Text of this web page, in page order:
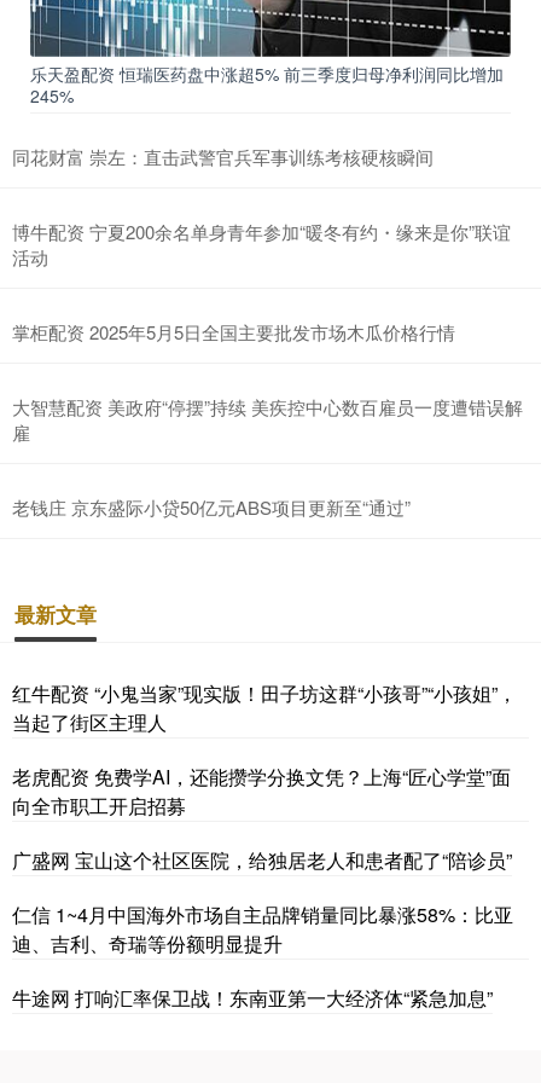
乐天盈配资 恒瑞医药盘中涨超5% 前三季度归母净利润同比增加
245%
同花财富 崇左：直击武警官兵军事训练考核硬核瞬间
博牛配资 宁夏200余名单身青年参加“暖冬有约・缘来是你”联谊
活动
掌柜配资 2025年5月5日全国主要批发市场木瓜价格行情
大智慧配资 美政府“停摆”持续 美疾控中心数百雇员一度遭错误解
雇
老钱庄 京东盛际小贷50亿元ABS项目更新至“通过”
最新文章
红牛配资 “小鬼当家”现实版！田子坊这群“小孩哥”“小孩姐”，
当起了街区主理人
老虎配资 免费学AI，还能攒学分换文凭？上海“匠心学堂”面
向全市职工开启招募
广盛网 宝山这个社区医院，给独居老人和患者配了“陪诊员”
仁信 1~4月中国海外市场自主品牌销量同比暴涨58%：比亚
迪、吉利、奇瑞等份额明显提升
牛途网 打响汇率保卫战！东南亚第一大经济体“紧急加息”